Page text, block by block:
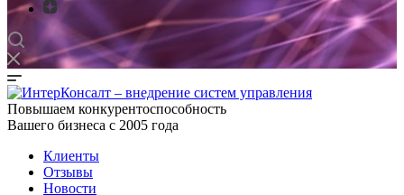
Повышаем конкурентоспособность
Вашего бизнеса с 2005 года
Клиенты
Отзывы
Новости